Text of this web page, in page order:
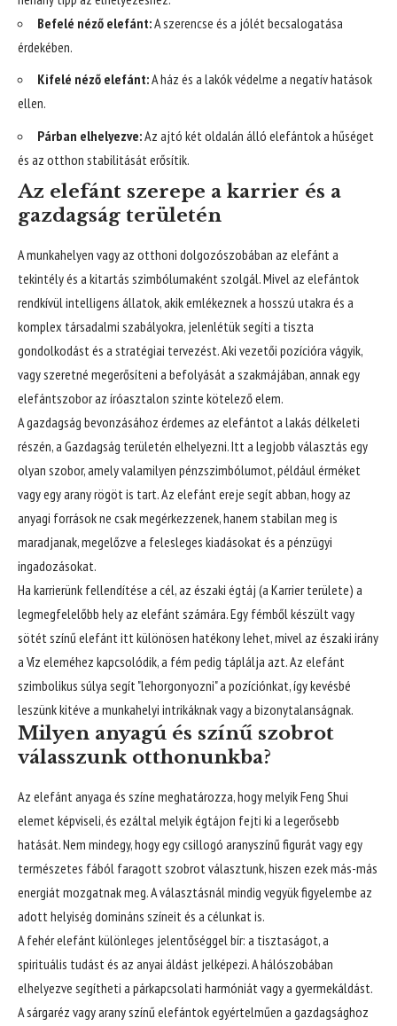
Befelé néző elefánt:A szerencse és a jólét becsalogatása
érdekében.
Kifelé néző elefánt:A ház és a lakók védelme a negatív hatások
ellen.
Párban elhelyezve:Az ajtó két oldalán álló elefántok a hűséget
és az otthon stabilitását erősítik.
Az elefánt szerepe a karrier és a
gazdagság területén
A munkahelyen vagy az otthoni dolgozószobában az elefánt a
tekintély és a kitartás szimbólumaként szolgál. Mivel az elefántok
rendkívül intelligens állatok, akik emlékeznek a hosszú utakra és a
komplex társadalmi szabályokra, jelenlétük segíti a tiszta
gondolkodást és a stratégiai tervezést. Aki vezetői pozícióra vágyik,
vagy szeretné megerősíteni a befolyását a szakmájában, annak egy
elefántszobor az íróasztalon szinte kötelező elem.
A gazdagság bevonzásához érdemes az elefántot a lakás délkeleti
részén, a Gazdagság területén elhelyezni. Itt a legjobb választás egy
olyan szobor, amely valamilyen pénzszimbólumot, például érméket
vagy egy arany rögöt is tart. Az elefánt ereje segít abban, hogy az
anyagi források ne csak megérkezzenek, hanem stabilan meg is
maradjanak, megelőzve a felesleges kiadásokat és a pénzügyi
ingadozásokat.
Ha karrierünk fellendítése a cél, az északi égtáj (a Karrier területe) a
legmegfelelőbb hely az elefánt számára. Egy fémből készült vagy
sötét színű elefánt itt különösen hatékony lehet, mivel az északi irány
a Víz eleméhez kapcsolódik, a fém pedig táplálja azt. Az elefánt
szimbolikus súlya segít "lehorgonyozni" a pozíciónkat, így kevésbé
leszünk kitéve a munkahelyi intrikáknak vagy a bizonytalanságnak.
Milyen anyagú és színű szobrot
válasszunk otthonunkba?
Az elefánt anyaga és színe meghatározza, hogy melyik Feng Shui
elemet képviseli, és ezáltal melyik égtájon fejti ki a legerősebb
hatását. Nem mindegy, hogy egy csillogó aranyszínű figurát vagy egy
természetes fából faragott szobrot választunk, hiszen ezek más-más
energiát mozgatnak meg. A választásnál mindig vegyük figyelembe az
adott helyiség domináns színeit és a célunkat is.
A fehér elefánt különleges jelentőséggel bír: a tisztaságot, a
spirituális tudást és az anyai áldást jelképezi. A hálószobában
elhelyezve segítheti a párkapcsolati harmóniát vagy a gyermekáldást.
A sárgaréz vagy arany színű elefántok egyértelműen a gazdagsághoz